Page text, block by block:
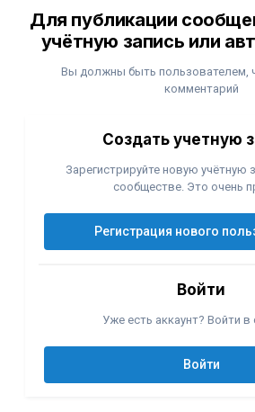
Для публикации
учётную запись или
Вы должны быть пользователем,
комментарий
Создать учетную
Зарегистрируйте новую учётную
сообществе. Это очень
Регистрация нового
Войти
Уже есть аккаунт? Войти в
Войти